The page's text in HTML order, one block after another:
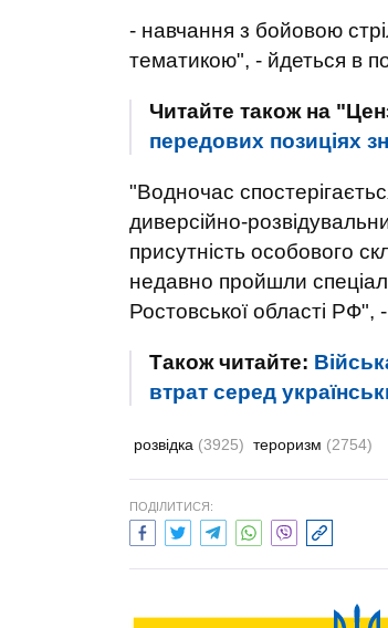
- навчання з бойовою
тематикою", - йдеться в
Читайте також на
передових позиціях
"Водночас
диверсійно-
присутність особового
недавно пройшли
Ростовської області РФ",
Також читайте:
втрат серед
розвідка (3925) тероризм (2754)
ПОДІЛИТИСЯ: